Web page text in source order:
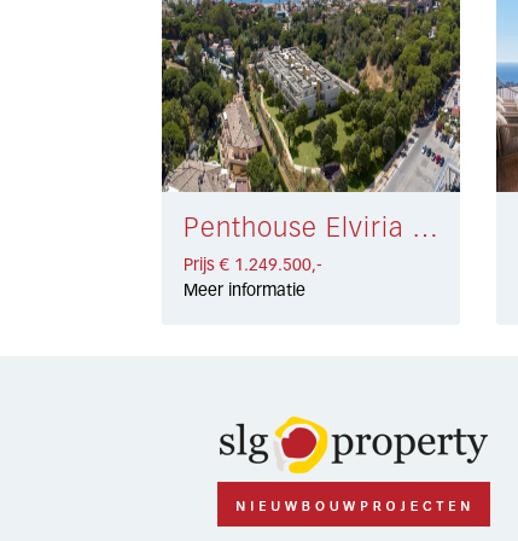
Penthouse Elviria € 1.249.500,-
Prijs € 1.249.500,-
Meer informatie